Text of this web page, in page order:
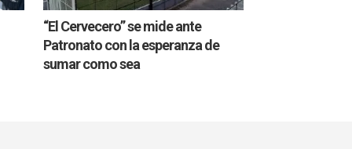
“El Cervecero” se mide ante
Patronato con la esperanza de
sumar como sea